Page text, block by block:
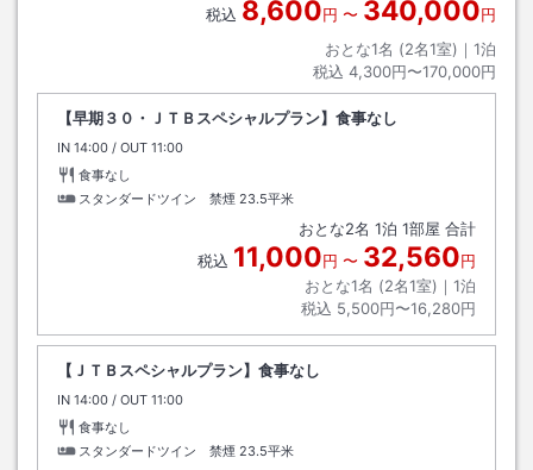
税込 8,600円 〜 340,000円
おとな1名 (2名1室)｜ 1泊
税込 4,300円〜170,000円
【早期３０・ＪＴＢスペシャルプラン】食事なし
IN チェックイン
14:00 / OUT チェックアウト
11:00
食事なし
スタンダードツイン 禁煙 23.5平米
おとな2名 1泊 1部屋 合計
税込 11,000円 〜 32,560円
おとな1名 (2名1室)｜ 1泊
税込 5,500円〜16,280円
【ＪＴＢスペシャルプラン】食事なし
IN チェックイン
14:00 / OUT チェックアウト
11:00
食事なし
スタンダードツイン 禁煙 23.5平米